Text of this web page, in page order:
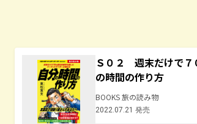
Ｓ０２ 週末だけで７
の時間の作り方
BOOKS 旅の読み物
2022.07.21 発売